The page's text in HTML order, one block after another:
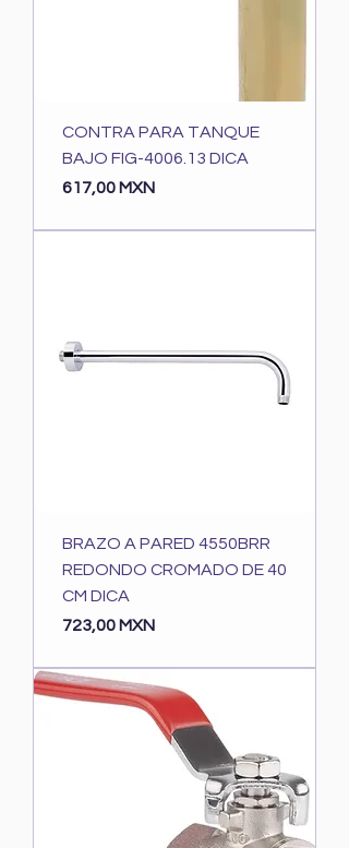
CONTRA PARA TANQUE
BAJO FIG-4006.13 DICA
Precio
617,00 MXN
BRAZO A PARED 4550BRR
REDONDO CROMADO DE 40
CM DICA
Precio
723,00 MXN